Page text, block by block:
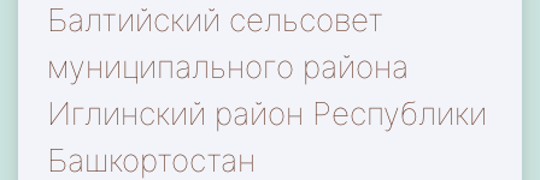
Балтийский сельсовет
муниципального района
Иглинский район Республики
Башкортостан